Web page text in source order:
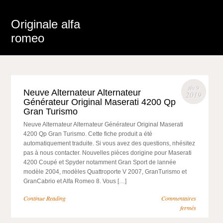
Originale alfa
romeo
fév 9
2019
Neuve Alternateur Alternateur
Générateur Original Maserati 4200 Qp
Gran Turismo
Neuve Alternateur Alternateur Générateur Original Maserati
4200 Qp Gran Turismo. Cette fiche produit a été
automatiquement traduite. Si vous avez des questions, nhésitez
pas à nous contacter. Nouvelles pièces dorigine pour Maserati
4200 Coupé et Spyder notamment Gran Sport de lannée
modèle 2004, modèles Quattroporte V 2007, GranTurismo et
GranCabrio et Alfa Romeo 8. Vous […]
Continue Reading
Commentaires
fermés